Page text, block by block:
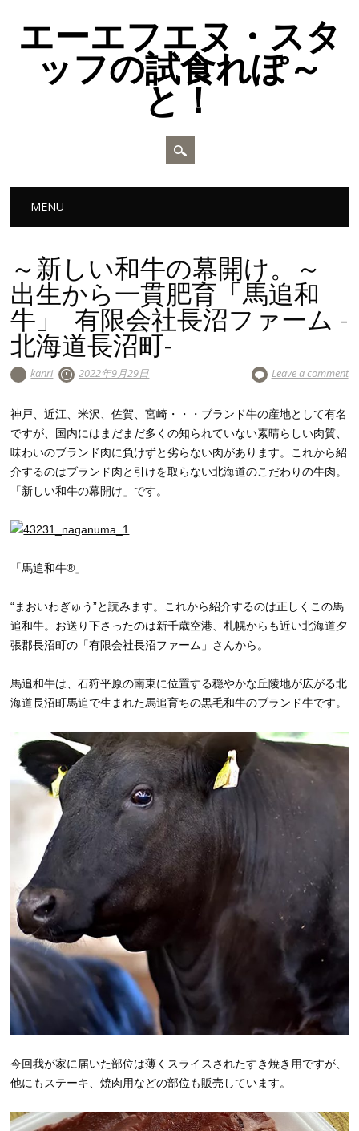
エーエフエヌ・スタ
ッフの試食れぽ～
と！
Main menu
MENU
～新しい和牛の幕開け。～
出生から一貫肥育「馬追和
牛」 有限会社長沼ファーム -
北海道長沼町-
kanri 2022年9月29日 Leave a comment
神戸、近江、米沢、佐賀、宮崎・・・ブランド牛の産地として有名
ですが、国内にはまだまだ多くの知られていない素晴らしい肉質、
味わいのブランド肉に負けずと劣らない肉があります。これから紹
介するのはブランド肉と引けを取らない北海道のこだわりの牛肉。
「新しい和牛の幕開け」です。
「馬追和牛®」
“まおいわぎゅう”と読みます。これから紹介するのは正しくこの馬
追和牛。お送り下さったのは新千歳空港、札幌からも近い北海道夕
張郡長沼町の「有限会社長沼ファーム」さんから。
馬追和牛は、石狩平原の南東に位置する穏やかな丘陵地が広がる北
海道長沼町馬追で生まれた馬追育ちの黒毛和牛のブランド牛です。
今回我が家に届いた部位は薄くスライスされたすき焼き用ですが、
他にもステーキ、焼肉用などの部位も販売しています。